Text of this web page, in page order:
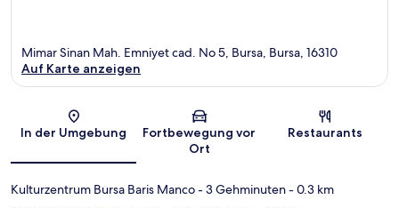
Karte
Mimar Sinan Mah. Emniyet cad. No 5, Bursa, Bursa, 16310
Auf Karte anzeigen
In der Umgebung
Fortbewegung vor
Ort
Restaurants
Kulturzentrum Bursa Baris Manco- 3 Gehminuten- 0.3 km